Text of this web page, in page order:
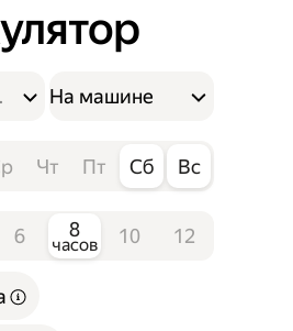
На машине
Чт Пт Сб Вс
6 8
часов 10 12